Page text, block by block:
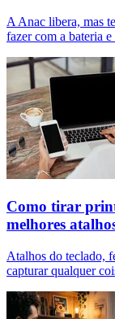
A Anac libera, mas
fazer com a bateria
Como tirar
melhores
Atalhos do teclado,
capturar qualquer